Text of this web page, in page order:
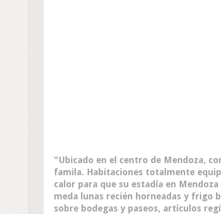
Ubicado en el centro de Mendoza,
famila. Habitaciones totalmente
calor para que su estadía en
meda lunas recién horneadas y frigo
sobre bodegas y paseos, artículos